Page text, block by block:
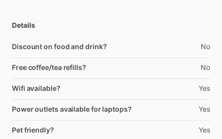
Details
Discount on food and drink? No
Free coffee/tea refills? No
Wifi available? Yes
Power outlets available for laptops? Yes
Pet friendly? Yes